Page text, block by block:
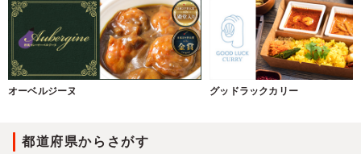
オーベルジーヌ グッドラックカリー
都道府県からさがす